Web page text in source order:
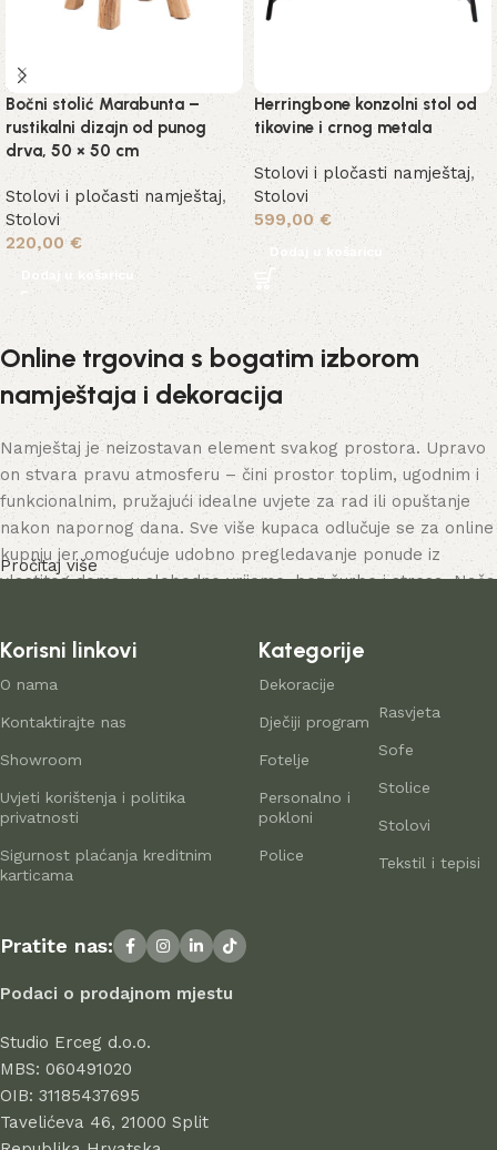
Bočni stolić Marabunta –
rustikalni dizajn od punog
drva, 50 × 50 cm
Stolovi i pločasti namještaj,
Stolovi
220,00€
Dodaj u košaricu
Herringbone konzolni stol od
tikovine i crnog metala
Stolovi i pločasti namještaj,
Stolovi
599,00 €
Dodaj u košaricu
Online trgovina s bogatim izborom
namještaja i dekoracija
Namještaj je neizostavan element svakog prostora. Upravo
on stvara pravu atmosferu – čini prostor toplim, ugodnim i
funkcionalnim, pružajući idealne uvjete za rad ili opuštanje
nakon napornog dana. Sve više kupaca odlučuje se za online
kupnju jer omogućuje udobno pregledavanje ponude iz
vlastitog doma, u slobodno vrijeme, bez žurbe i stresa. Naša
Proizvodnja namještaja kao suvremena
umjetnost
Proizvođači namještaja i kućnih dodataka danas nude široku
paletu proizvoda: od standardnih komada do unikatnog
namještaja iz radionica vrhunskih majstora – savršenih za
istinske ljubitelje estetike. Na
domistil.hr
pažljivo biramo
najbolje modele modernih proizvođača koji u svakom
ponudi se nalaze proizvodi renomiranih tvrtki koje godinama
uspješno posluju, dokazujući svoju pouzdanost i
profesionalnost.
Svi proizvodi u ponudi odlikuju se visokom kvalitetom izrade,
atraktivnim dizajnom, dugim vijekom trajanja i sigurnošću pri
uporabi. Kod nas birate s povjerenjem – jer stil počinje u
domu.
Pročitaj više
Korisni linkovi
O nama
Kontaktirajte nas
Showroom
Uvjeti korištenja i politika
privatnosti
Sigurnost plaćanja kreditnim
karticama
Kategorije
Dekoracije
Dječiji program
Fotelje
Personalno i
pokloni
Police
Rasvjeta
Sofe
Stolice
Stolovi
Tekstil i tepisi
Pratite nas:
Podaci o prodajnom mjestu
Studio Erceg d.o.o.
MBS: 060491020
OIB: 31185437695
Tavelićeva 46, 21000 Split